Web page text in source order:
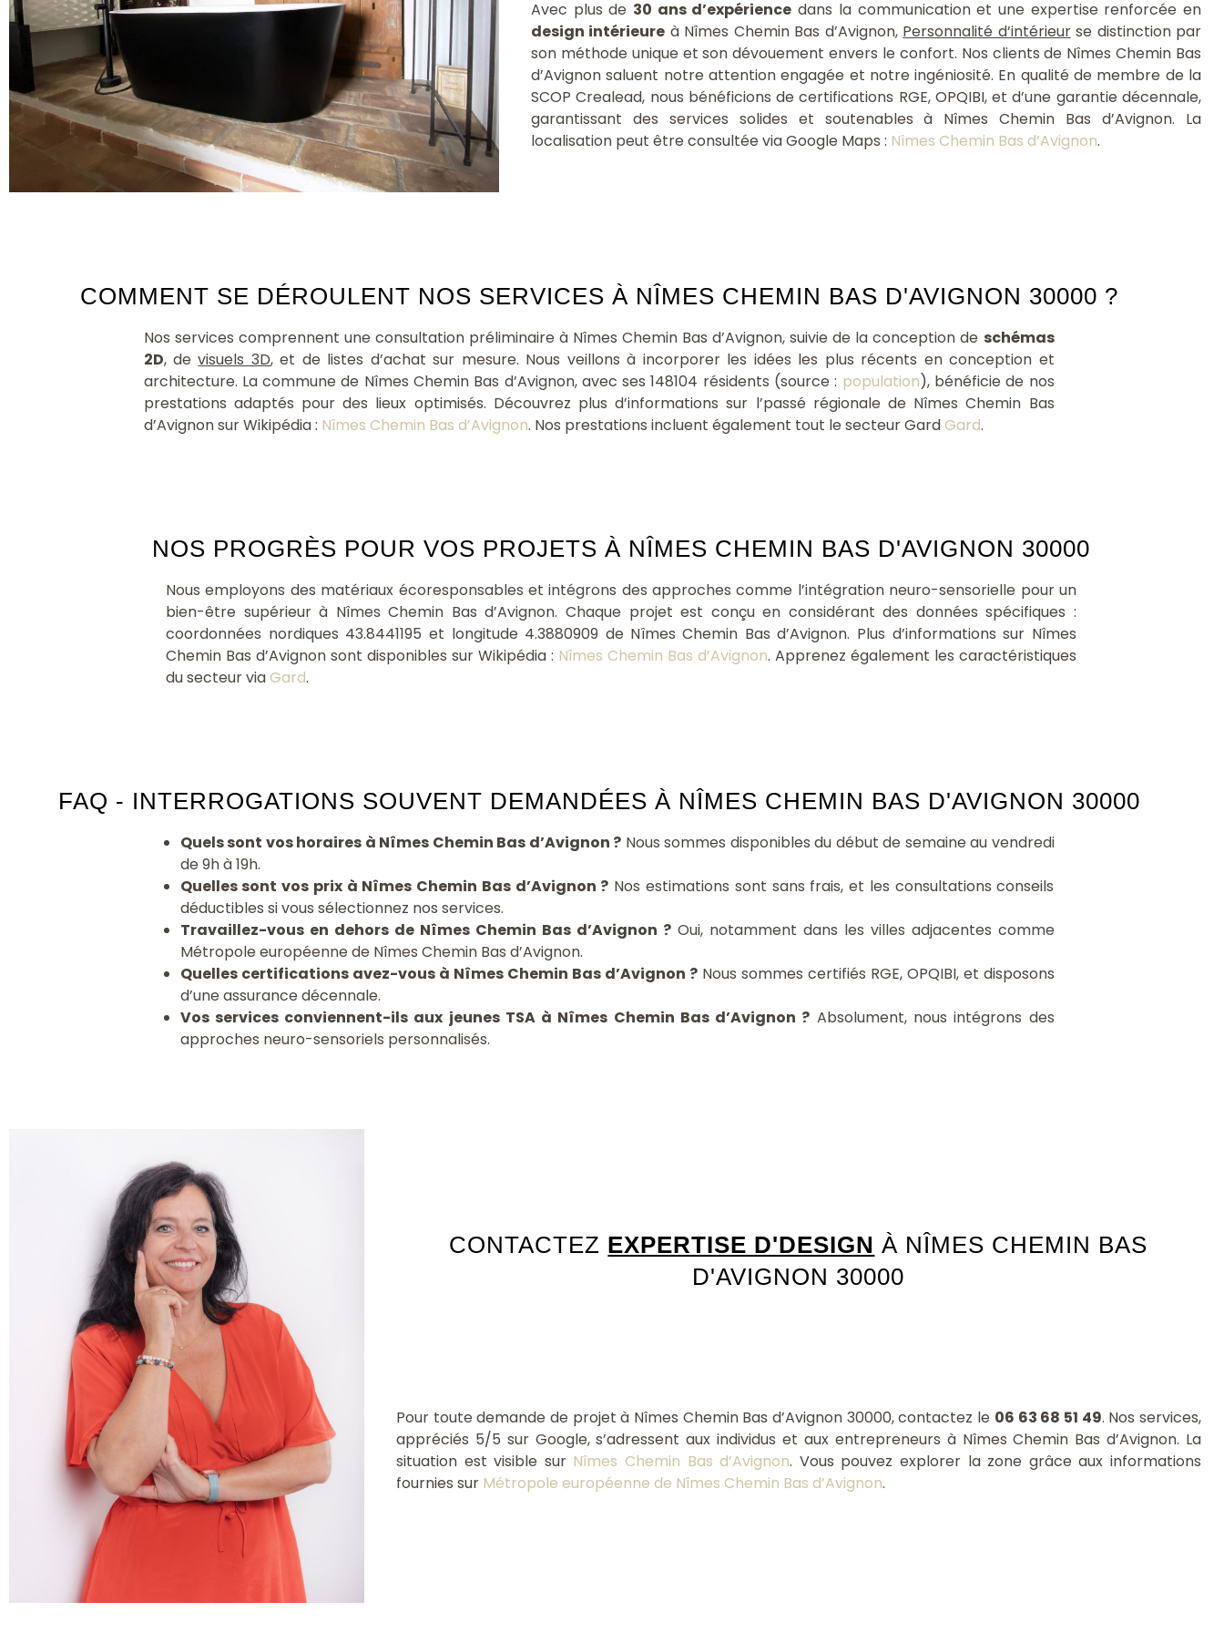
Avec plus de 30 ans d’expérience dans la communication et une expertise renforcée en
design intérieure à Nîmes Chemin Bas d’Avignon, Personnalité d’intérieurse distinction par
son méthode unique et son dévouement envers le confort. Nos clients de Nîmes Chemin Bas
d’Avignon saluent notre attention engagée et notre ingéniosité. En qualité de membre de la
SCOP Crealead, nous bénéficions de certifications RGE, OPQIBI, et d’une garantie décennale,
garantissant des services solides et soutenables à Nîmes Chemin Bas d’Avignon. La
localisation peut être consultée via Google Maps : Nîmes Chemin Bas d’Avignon.
COMMENT SE DÉROULENT NOS SERVICES À NÎMES CHEMIN BAS D'AVIGNON 30000 ?
Nos services comprennent une consultation préliminaire à Nîmes Chemin Bas d’Avignon, suivie de la conception de schémas
2D, devisuels 3D, et de listes d’achat sur mesure. Nous veillons à incorporer les idées les plus récents en conception et
architecture. La commune de Nîmes Chemin Bas d’Avignon, avec ses 148104 résidents (source : population), bénéficie de nos
prestations adaptés pour des lieux optimisés. Découvrez plus d’informations sur l’passé régionale de Nîmes Chemin Bas
d’Avignon sur Wikipédia : Nîmes Chemin Bas d’Avignon. Nos prestations incluent également tout le secteur GardGard.
NOS PROGRÈS POUR VOS PROJETS À NÎMES CHEMIN BAS D'AVIGNON 30000
Nous employons des matériaux écoresponsables et intégrons des approches comme l’intégration neuro-sensorielle pour un
bien-être supérieur à Nîmes Chemin Bas d’Avignon. Chaque projet est conçu en considérant des données spécifiques :
coordonnées nordiques 43.8441195 et longitude 4.3880909 de Nîmes Chemin Bas d’Avignon. Plus d’informations sur Nîmes
Chemin Bas d’Avignon sont disponibles sur Wikipédia : Nîmes Chemin Bas d’Avignon. Apprenez également les caractéristiques
du secteur viaGard.
FAQ - INTERROGATIONS SOUVENT DEMANDÉES À NÎMES CHEMIN BAS D'AVIGNON 30000
Quels sont vos horaires à Nîmes Chemin Bas d’Avignon ? Nous sommes disponibles du début de semaine au vendredi
de 9h à 19h.
Quelles sont vos prix à Nîmes Chemin Bas d’Avignon ? Nos estimations sont sans frais, et les consultations conseils
déductibles si vous sélectionnez nos services.
Travaillez-vous en dehors de Nîmes Chemin Bas d’Avignon ?Oui, notamment dans les villes adjacentes comme
Métropole européenne de Nîmes Chemin Bas d’Avignon.
Quelles certifications avez-vous à Nîmes Chemin Bas d’Avignon ?Nous sommes certifiés RGE, OPQIBI, et disposons
d’une assurance décennale.
Vos services conviennent-ils aux jeunes TSA à Nîmes Chemin Bas d’Avignon ? Absolument, nous intégrons des
approches neuro-sensoriels personnalisés.
CONTACTEZ EXPERTISE D'DESIGN À NÎMES CHEMIN BAS
D'AVIGNON 30000
Pour toute demande de projet à Nîmes Chemin Bas d’Avignon 30000, contactez le 06 63 68 51 49. Nos services,
appréciés 5/5 sur Google, s’adressent aux individus et aux entrepreneurs à Nîmes Chemin Bas d’Avignon. La
situation est visible sur Nîmes Chemin Bas d’Avignon. Vous pouvez explorer la zone grâce aux informations
fournies sur Métropole européenne de Nîmes Chemin Bas d’Avignon.